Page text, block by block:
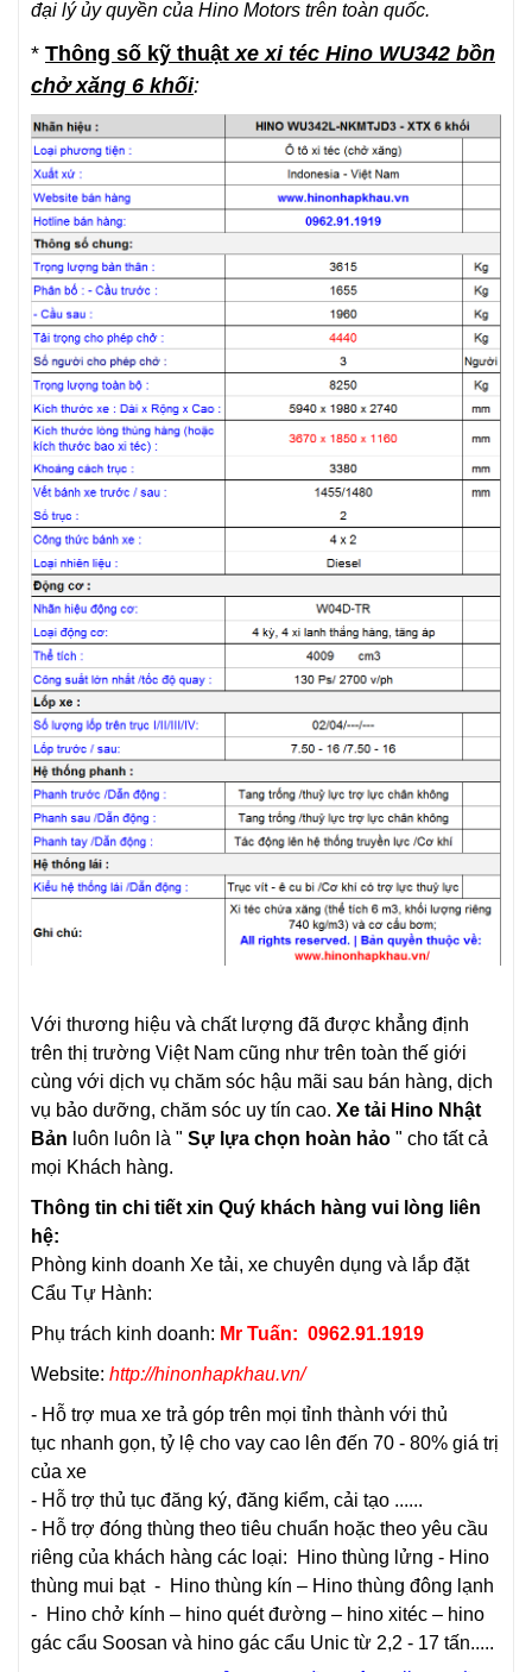
đại lý ủy quyền của Hino Motors trên toàn quốc.
* Thông số kỹ thuật xe xi téc Hino WU342 bồn
chở xăng 6 khối:
Với thương hiệu và chất lượng đã được khẳng định
trên thị trường Việt Nam cũng như trên toàn thế giới
cùng với dịch vụ chăm sóc hậu mãi sau bán hàng, dịch
vụ bảo dưỡng, chăm sóc uy tín cao. Xe tải Hino Nhật
Bản luôn luôn là " Sự lựa chọn hoàn hảo " cho tất cả
mọi Khách hàng.
Thông tin chi tiết xin Quý khách hàng vui lòng liên
hệ:
Phòng kinh doanh Xe tải, xe chuyên dụng và lắp đặt
Cẩu Tự Hành:
Phụ trách kinh doanh: Mr Tuấn: 0962.91.1919
Website: http://hinonhapkhau.vn/
- Hỗ trợ mua xe trả góp trên mọi tỉnh thành với thủ
tục nhanh gọn, tỷ lệ cho vay cao lên đến 70 - 80% giá trị
của xe
- Hỗ trợ thủ tục đăng ký, đăng kiểm, cải tạo ......
- Hỗ trợ đóng thùng theo tiêu chuẩn hoặc theo yêu cầu
riêng của khách hàng các loại:
Hino thùng lửng - Hino
thùng mui bạt - Hino thùng kín – Hino thùng đông lạnh
- Hino chở kính – hino quét đường – hino xitéc – hino
gác cẩu Soosan và hino gác cẩu Unic từ 2,2 - 17 tấn.....